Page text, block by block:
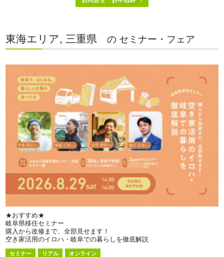
東海エリア, 三重県 の セミナー・フェア
★おすすめ★
岐阜県移住セミナー
購入から改修まで、全部見せます！
空き家活用のイロハ・岐阜での暮らしを徹底解説
セミナー リアル オンライン